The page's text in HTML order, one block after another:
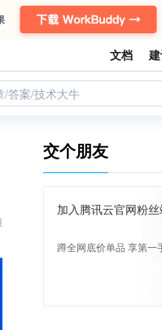
文档
/答案/技术大牛
交个朋友
加入腾讯云官网粉
蹲全网底价单品 享第一